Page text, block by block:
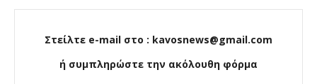
Στείλτε e-mail στο : kavosnews@gmail.com
ή συμπληρώστε την ακόλουθη φόρμα